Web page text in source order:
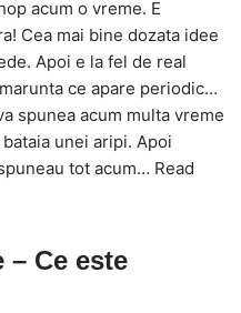
acum o vreme. E
Cea mai bine dozata idee
Apoi e la fel de real
ce apare periodic…
spunea acum multa vreme
unei aripi. Apoi
tot acum… Read
Ce este